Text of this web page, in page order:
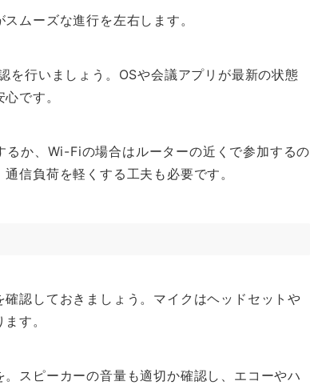
ムーズな進行を左右します。
を行いましょう。OSや会議アプリが最新の状態
です。
か、Wi-Fiの場合はルーターの近くで参加するの
信負荷を軽くする工夫も必要です。
認しておきましょう。マイクはヘッドセットや
す。
スピーカーの音量も適切か確認し、エコーやハ